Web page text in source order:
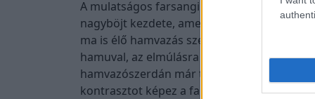
A mulatságos farsangi napokat követő
nagyböjt kezdete, amely a húsvét előtti 40
ma is élő hamvazás szertartásáról kapta,
hamuval, az elmúlásra és az újrakezdésre
hamvazószerdán már tartózkodni kellett a
kontrasztot képez a farsang zajos,